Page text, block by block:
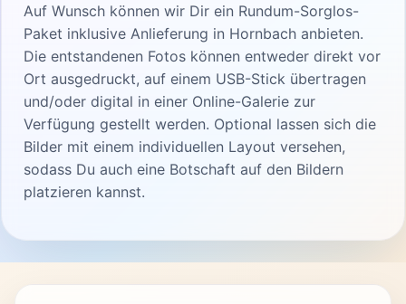
Auf Wunsch können wir Dir ein Rundum-Sorglos-
Paket inklusive Anlieferung in Hornbach anbieten.
Die entstandenen Fotos können entweder direkt vor
Ort ausgedruckt, auf einem USB-Stick übertragen
und/oder digital in einer Online-Galerie zur
Verfügung gestellt werden. Optional lassen sich die
Bilder mit einem individuellen Layout versehen,
sodass Du auch eine Botschaft auf den Bildern
platzieren kannst.